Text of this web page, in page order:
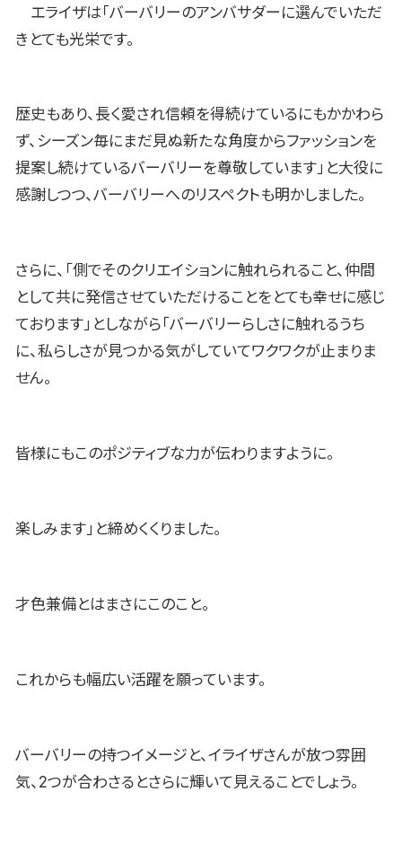
エライザは「バーバリーのアンバサダーに選んでいただ
きとても光栄です。
歴史もあり、長く愛され信頼を得続けているにもかかわら
ず、シーズン毎にまだ見ぬ新たな角度からファッションを
提案し続けているバーバリーを尊敬しています」と大役に
感謝しつつ、バーバリーへのリスペクトも明かしました。
さらに、「側でそのクリエイションに触れられること、仲間
として共に発信させていただけることをとても幸せに感じ
ております」としながら「バーバリーらしさに触れるうち
に、私らしさが見つかる気がしていてワクワクが止まりま
せん。
皆様にもこのポジティブな力が伝わりますように。
楽しみます」と締めくくりました。
才色兼備とはまさにこのこと。
これからも幅広い活躍を願っています。
バーバリーの持つイメージと、イライザさんが放つ雰囲
気、2つが合わさるとさらに輝いて見えることでしょう。